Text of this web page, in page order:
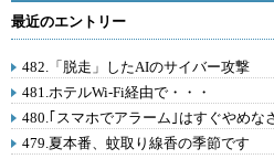
最近のエントリー
482.「脱走」したAIのサイバー攻撃
481.ホテルWi-Fi経由で・・・
480.｢スマホでアラーム｣はすぐやめな
479.夏本番、蚊取り線香の季節です